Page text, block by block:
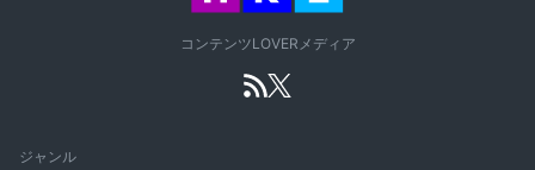
コンテンツLOVERメディア
ジャンル